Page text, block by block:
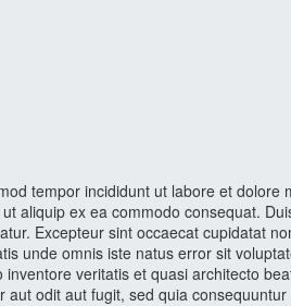
tempor incididunt ut labore et dolore
aliquip ex ea commodo consequat.
Excepteur sint occaecat cupidatat
unde omnis iste natus error sit
veritatis et quasi architecto
odit aut fugit, sed quia